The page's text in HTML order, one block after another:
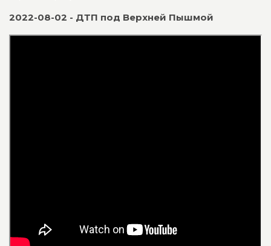
2022-08-02 - ДТП под Верхней Пышмой